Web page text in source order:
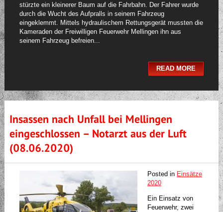
stürzte ein kleinerer Baum auf die Fahrbahn. Der Fahrer wurde
durch die Wucht des Aufpralls in seinem Fahrzeug
eingeklemmt. Mittels hydraulischem Rettungsgerät mussten die
Kameraden der Freiwilligen Feuerwehr Mellingen ihn aus
seinem Fahrzeug befreien...
READ MORE
Insassen nach Unfall bei Mellingen
eingeschlossen – Notarzt aus der Luft
(08.06.2020)
Posted in Einsätze
2020
Ein Einsatz von
Feuerwehr, zwei